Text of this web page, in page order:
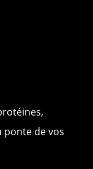
ponte de vos